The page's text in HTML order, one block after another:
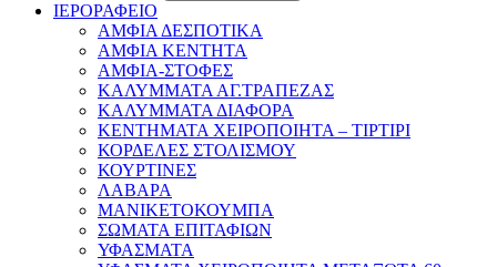
ΙΕΡΟΡΑΦΕΙΟ
ΑΜΦΙΑ ΔΕΣΠΟΤΙΚΑ
ΑΜΦΙΑ ΚΕΝΤΗΤΑ
ΑΜΦΙΑ-ΣΤΟΦΕΣ
ΚΑΛΥΜΜΑΤΑ ΑΓ.ΤΡΑΠΕΖΑΣ
ΚΑΛΥΜΜΑΤΑ ΔΙΑΦΟΡΑ
ΚΕΝΤΗΜΑΤΑ ΧΕΙΡΟΠΟΙΗΤΑ – ΤΙΡΤΙΡΙ
ΚΟΡΔΕΛΕΣ ΣΤΟΛΙΣΜΟΥ
ΚΟΥΡΤΙΝΕΣ
ΛΑΒΑΡΑ
ΜΑΝΙΚΕΤΟΚΟΥΜΠΑ
ΣΩΜΑΤΑ ΕΠΙΤΑΦΙΩΝ
ΥΦΑΣΜΑΤΑ